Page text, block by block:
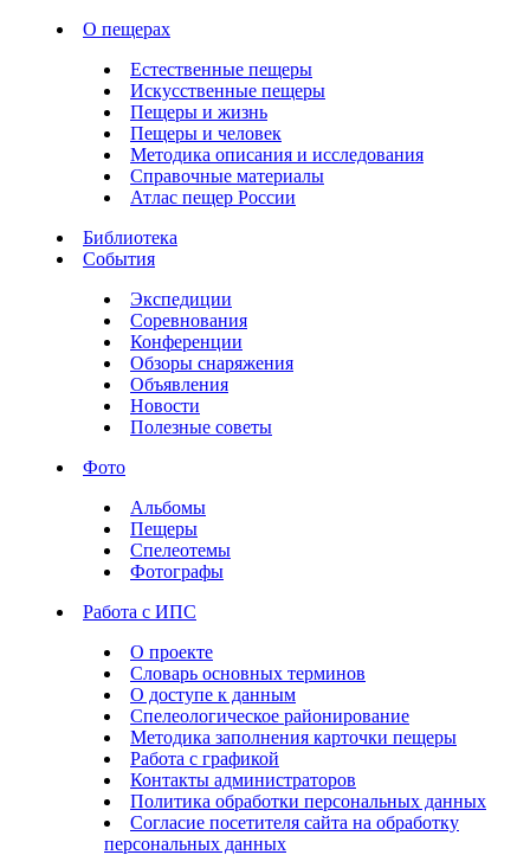
О пещерах
Естественные пещеры
Искусственные пещеры
Пещеры и жизнь
Пещеры и человек
Методика описания и исследования
Справочные материалы
Атлас пещер России
Библиотека
События
Экспедиции
Соревнования
Конференции
Обзоры снаряжения
Объявления
Новости
Полезные советы
Фото
Альбомы
Пещеры
Спелеотемы
Фотографы
Работа с ИПС
О проекте
Словарь основных терминов
О доступе к данным
Спелеологическое районирование
Методика заполнения карточки пещеры
Работа с графикой
Контакты администраторов
Политика обработки персональных данных
Согласие посетителя сайта на обработку
персональных данных